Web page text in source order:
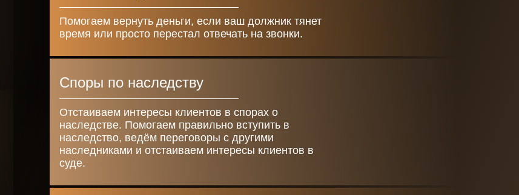
Помогаем вернуть деньги, если ваш должник тянет
время или просто перестал отвечать на звонки.
Споры по наследству
Отстаиваем интересы клиентов в спорах о
наследстве. Помогаем правильно вступить в
наследство, ведём переговоры с другими
наследниками и отстаиваем интересы клиентов в
суде.
Получить
консультацию